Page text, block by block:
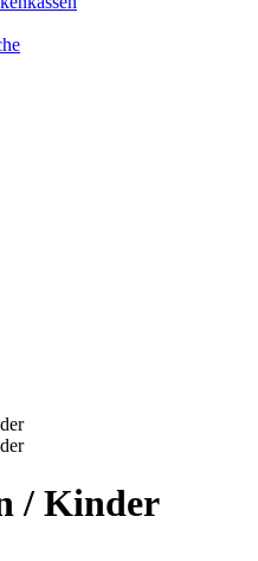
/ Kinder